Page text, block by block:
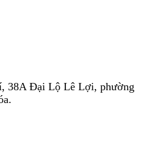
38A Đại Lộ Lê Lợi, phường